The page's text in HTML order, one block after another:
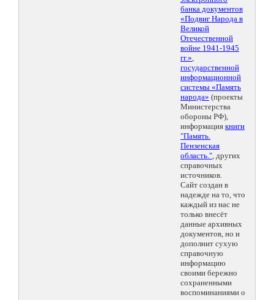
банка документов
«Подвиг Народа в
Великой
Отечественной
войне 1941-1945
гг.»,
государственной
информационной
системы «Память
народа» (проекты
Министерства
обороны РФ),
информация книги
"Память.
Пензенская
область.", других
справочных
источников.
Сайт создан в
надежде на то, что
каждый из нас не
только внесёт
данные архивных
документов, но и
дополнит сухую
справочную
информацию
своими бережно
сохраненными
воспоминаниями о